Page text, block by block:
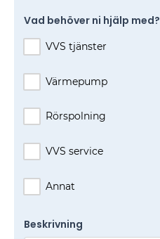
Vad behöver ni hjälp med?
VVS tjänster
Värmepump
Rörspolning
VVS service
Annat
Beskrivning